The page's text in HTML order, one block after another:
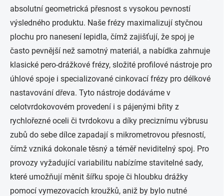
í
p
v
k
v
ý
i
s
absolutní geometrická přesnost s vysokou pevností
výsledného produktu. Naše frézy maximalizují styčnou
plochu pro nanesení lepidla, čímž zajišťují, že spoj je
často pevnější než samotný materiál, a nabídka zahrnuje
klasické pero-drážkové frézy, složité profilové nástroje pro
úhlové spoje i specializované cinkovací frézy pro délkové
nastavování dřeva. Tyto nástroje dodáváme v
celotvrdokovovém provedení i s pájenými břity z
rychlořezné oceli či tvrdokovu a díky preciznímu výbrusu
zubů do sebe dílce zapadají s mikrometrovou přesností,
čímž vzniká dokonale těsný a téměř neviditelný spoj. Pro
provozy vyžadující variabilitu nabízíme stavitelné sady,
které umožňují měnit šířku spoje či hloubku drážky
pomocí vymezovacích kroužků, aniž by bylo nutné